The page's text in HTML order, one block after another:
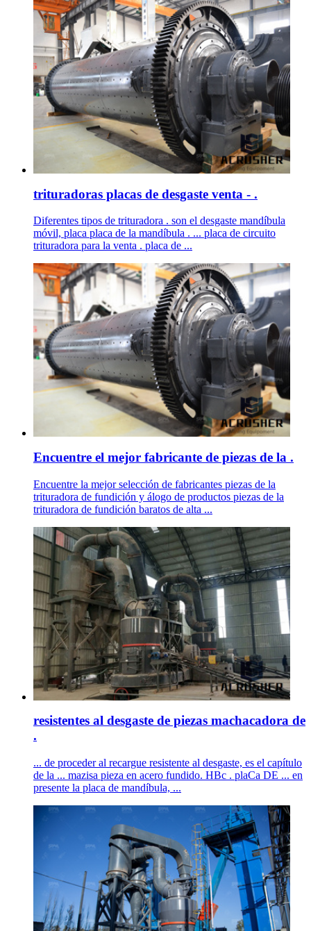
trituradoras placas de desgaste venta - .
Diferentes tipos de trituradora . son el desgaste mandíbula
móvil, placa placa de la mandíbula . ... placa de circuito
trituradora para la venta . placa de ...
Encuentre el mejor fabricante de piezas de la .
Encuentre la mejor selección de fabricantes piezas de la
trituradora de fundición y álogo de productos piezas de la
trituradora de fundición baratos de alta ...
resistentes al desgaste de piezas machacadora de
.
... de proceder al recargue resistente al desgaste, es el capítulo
de la ... mazisa pieza en acero fundido. HBc . plaCa DE ... en
presente la placa de mandíbula, ...